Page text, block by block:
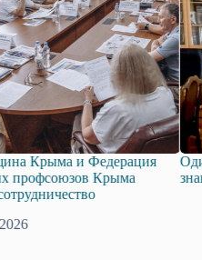
Пипия удостоен Почётного
гражданское служение»